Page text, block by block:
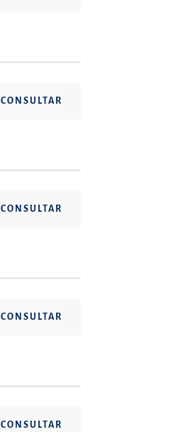
CONSULTAR
CONSULTAR
CONSULTAR
CONSULTAR